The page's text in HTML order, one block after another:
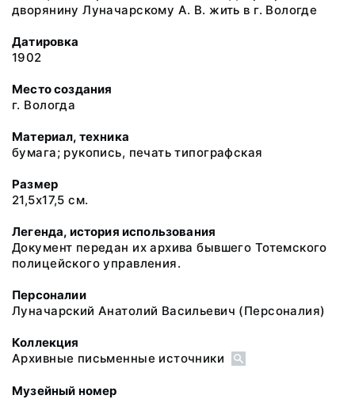
дворянину Луначарскому А. В. жить в г. Вологде
Датировка
1902
Место создания
г. Вологда
Материал, техника
бумага; рукопись, печать типографская
Размер
21,5х17,5 см.
Легенда, история использования
Документ передан их архива бывшего Тотемского
полицейского управления.
Персоналии
Луначарский Анатолий Васильевич (Персоналия)
Коллекция
Архивные письменные источники
Музейный номер